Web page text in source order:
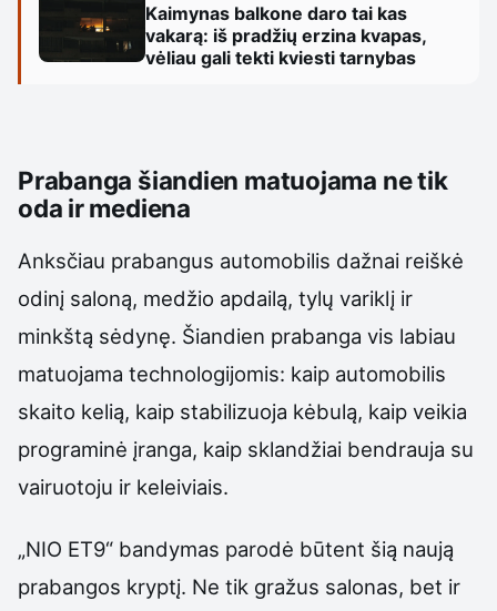
Kaimynas balkone daro tai kas
vakarą: iš pradžių erzina kvapas,
vėliau gali tekti kviesti tarnybas
Prabanga šiandien matuojama ne tik
oda ir mediena
Anksčiau prabangus automobilis dažnai reiškė
odinį saloną, medžio apdailą, tylų variklį ir
minkštą sėdynę. Šiandien prabanga vis labiau
matuojama technologijomis: kaip automobilis
skaito kelią, kaip stabilizuoja kėbulą, kaip veikia
programinė įranga, kaip sklandžiai bendrauja su
vairuotoju ir keleiviais.
„NIO ET9“ bandymas parodė būtent šią naują
prabangos kryptį. Ne tik gražus salonas, bet ir